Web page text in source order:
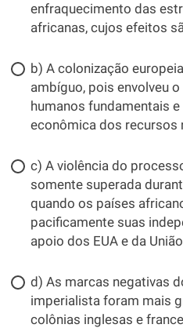
enfraquecimento das
africanas, cujos efeitos
b) A colonização
ambíguo, pois envolveu
humanos fundamentais
econômica dos recursos
c) A violência do
somente superada
quando os países
pacificamente suas
apoio dos EUA e da
d) As marcas negativas
imperialista foram mais
colônias inglesas e